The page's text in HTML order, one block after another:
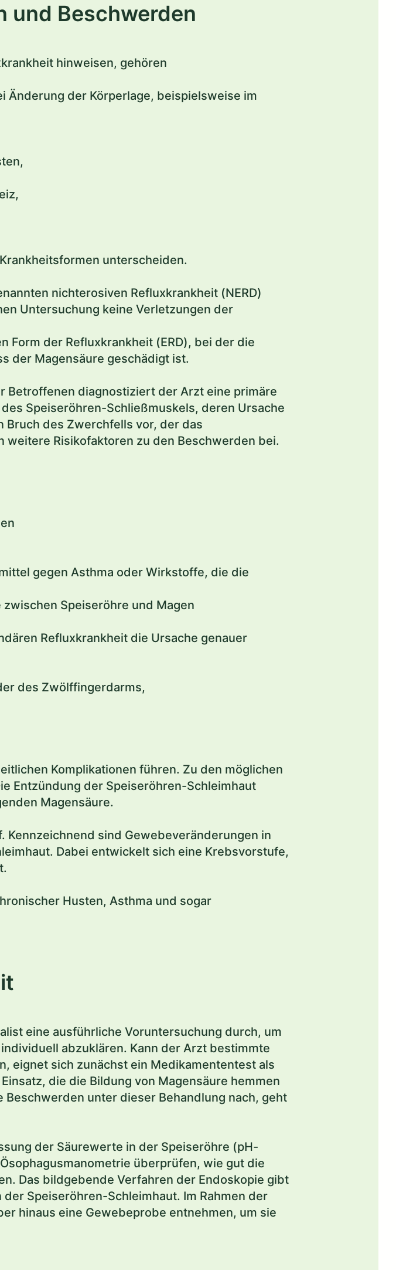
und Beschwerden
hinweisen, gehören
Änderung der Körperlage, beispielsweise im
unterscheiden.
nichterosiven Refluxkrankheit (NERD)
Untersuchung keine Verletzungen der
Form der Refluxkrankheit (ERD), bei der die
der Magensäure geschädigt ist.
Betroffenen diagnostiziert der Arzt eine primäre
Speiseröhren-Schließmuskels, deren Ursache
Bruch des Zwerchfells vor, der das
Risikofaktoren zu den Beschwerden bei.
gegen Asthma oder Wirkstoffe, die die
Speiseröhre und Magen
Refluxkrankheit die Ursache genauer
des Zwölffingerdarms,
Komplikationen führen. Zu den möglichen
Entzündung der Speiseröhren-Schleimhaut
Magensäure.
Kennzeichnend sind Gewebeveränderungen in
Dabei entwickelt sich eine Krebsvorstufe,
Husten, Asthma und sogar
eine ausführliche Voruntersuchung durch, um
abzuklären. Kann der Arzt bestimmte
eignet sich zunächst ein Medikamententest als
die die Bildung von Magensäure hemmen
unter dieser Behandlung nach, geht
der Säurewerte in der Speiseröhre (pH-
überprüfen, wie gut die
Das bildgebende Verfahren der Endoskopie gibt
Speiseröhren-Schleimhaut. Im Rahmen der
hinaus eine Gewebeprobe entnehmen, um sie